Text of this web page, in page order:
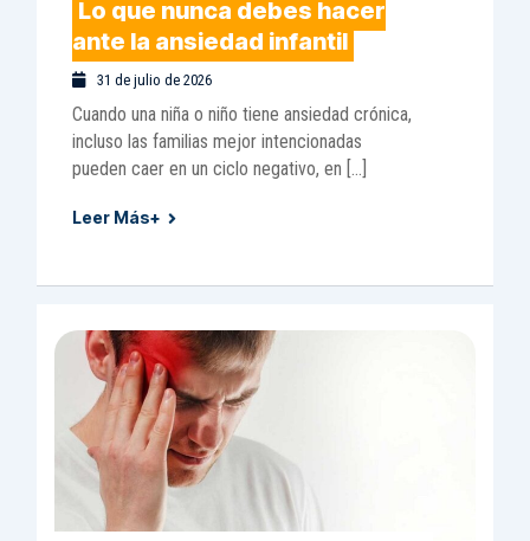
Lo que nunca debes hacer
ante la ansiedad infantil
31 de julio de 2026
Cuando una niña o niño tiene ansiedad crónica,
incluso las familias mejor intencionadas
pueden caer en un ciclo negativo, en […]
Leer Más+